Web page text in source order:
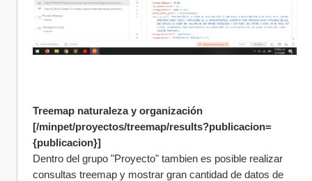
Treemap naturaleza y organización
[/minpet/proyectos/treemap/results?publicacion=
{publicacion}]
Dentro del grupo "Proyecto" tambien es posible realizar
consultas treemap y mostrar gran cantidad de datos de